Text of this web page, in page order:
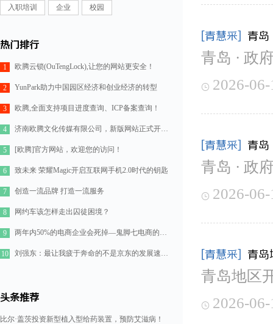
入职培训 企业 校园
热门排行
1 欧腾云锁(OuTengLock),让您的网站更安全！
2 YunPark助力中国园区经济和创业经济的转型
3 欧腾,全面支持项目进度查询、ICP备案查询！
4 济南欧腾文化传媒有限公司，新版网站正式开通！
5 [欧腾]官方网站，欢迎您的访问！
6 致未来 荣耀Magic开启互联网手机2.0时代的钥匙
7 创造一流品牌 打造一流服务
8 网约车该怎样走出囚徒困境？
9 两年内50%的电商企业会死掉—鬼脚七电商的七点思考
10 刘强东：最让我疲于奔命的不是京东的发展速度，而是如何管理好11万人的队伍
头条推荐
比尔·盖茨投资新型植入型给药装置，预防艾滋病！
[青慧采] 青
青岛 · 政
 2026-
[青慧采] 青
青岛 · 政
 2026-
[青慧采] 青岛
青岛地区
 2026-